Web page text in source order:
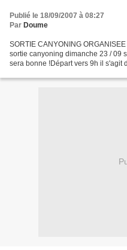
Publié le 18/09/2007 à 08:27
Par Doume
SORTIE CANYONING
sortie canyoning dimanche 23 / 09
sera bonne !Départ vers 9h il s'agit